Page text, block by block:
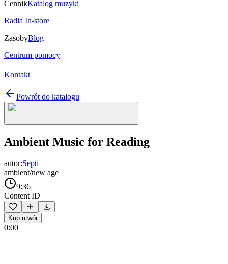
CennikKatalog muzyki
Radia In-store
ZasobyBlog
Centrum pomocy
Kontakt
Powrót do katalogu
Ambient Music for Reading
autor:Septi
ambient/new age
9:36
Content ID
Kup utwór
0:00